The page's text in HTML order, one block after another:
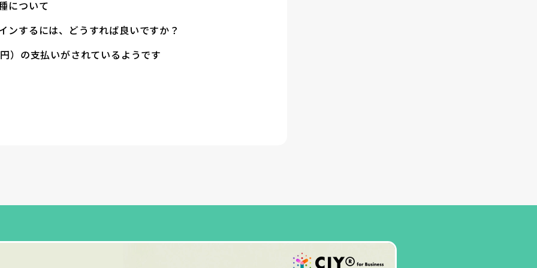
について
ンするには、どうすれば良いですか？
）の支払いがされているようです